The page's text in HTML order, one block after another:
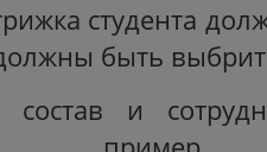
студента
быть
состав и